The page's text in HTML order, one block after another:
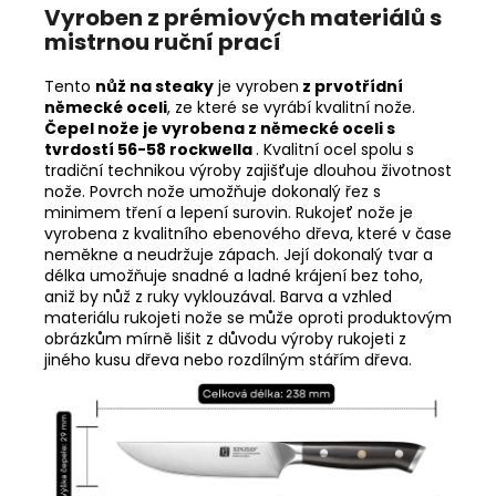
Vyroben z prémiových materiálů s
mistrnou ruční prací
Tento nůž na steaky je vyroben z prvotřídní
německé oceli, ze které se vyrábí kvalitní nože.
Čepel nože je vyrobena z německé oceli s
tvrdostí 56-58 rockwella. Kvalitní ocel spolu s
tradiční technikou výroby zajišťuje dlouhou životnost
nože. Povrch nože umožňuje dokonalý řez s
minimem tření a lepení surovin. Rukojeť nože je
vyrobena z kvalitního ebenového dřeva, které v čase
neměkne a neudržuje zápach. Její dokonalý tvar a
délka umožňuje snadné a ladné krájení bez toho,
aniž by nůž z ruky vyklouzával. Barva a vzhled
materiálu rukojeti nože se může oproti produktovým
obrázkům mírně lišit z důvodu výroby rukojeti z
jiného kusu dřeva nebo rozdílným stářím dřeva.